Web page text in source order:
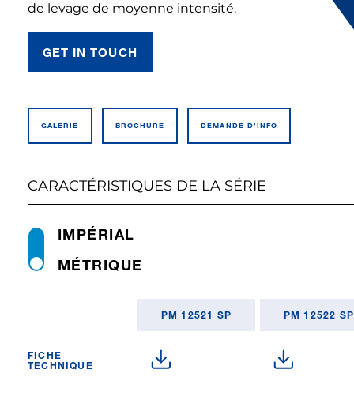
de levage de moyenne intensité.
GET IN TOUCH
GALERIE BROCHURE DEMANDE D’INFO
CARACTÉRISTIQUES DE LA SÉRIE
MÉTRIQUE
IMPÉRIAL
PM 12521 SP PM 12522 SP
FICHE
TECHNIQUE